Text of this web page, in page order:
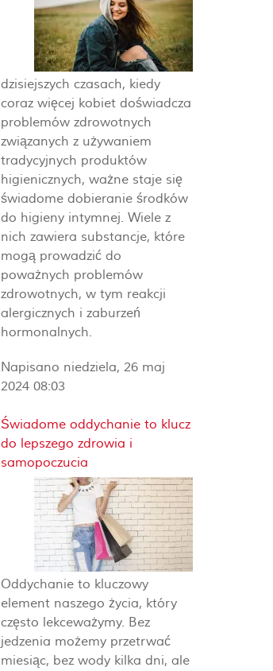
dzisiejszych czasach, kiedy
coraz więcej kobiet doświadcza
problemów zdrowotnych
związanych z używaniem
tradycyjnych produktów
higienicznych, ważne staje się
świadome dobieranie środków
do higieny intymnej. Wiele z
nich zawiera substancje, które
mogą prowadzić do
poważnych problemów
zdrowotnych, w tym reakcji
alergicznych i zaburzeń
hormonalnych.
Napisano niedziela, 26 maj
2024 08:03
Świadome oddychanie to klucz
do lepszego zdrowia i
samopoczucia
Oddychanie to kluczowy
element naszego życia, który
często lekceważymy. Bez
jedzenia możemy przetrwać
miesiąc, bez wody kilka dni, ale